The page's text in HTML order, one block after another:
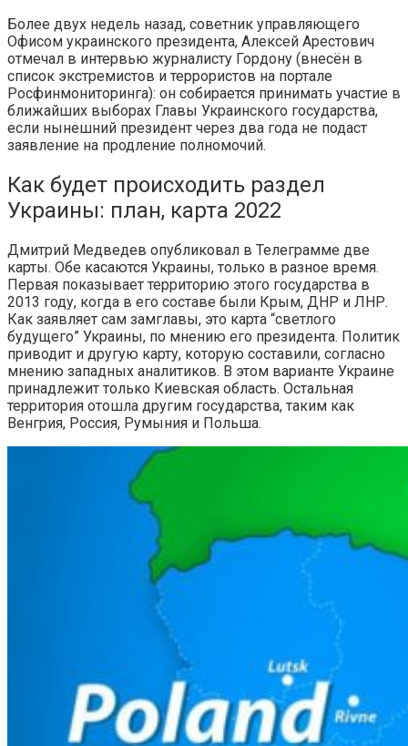
Более двух недель назад, советник управляющего
Офисом украинского президента, Алексей Арестович
отмечал в интервью журналисту Гордону (внесён в
список экстремистов и террористов на портале
Росфинмониторинга): он собирается принимать участие в
ближайших выборах Главы Украинского государства,
если нынешний президент через два года не подаст
заявление на продление полномочий.
Как будет происходить раздел
Украины: план, карта 2022
Дмитрий Медведев опубликовал в Телеграмме две
карты. Обе касаются Украины, только в разное время.
Первая показывает территорию этого государства в
2013 году, когда в его составе были Крым, ДНР и ЛНР.
Как заявляет сам замглавы, это карта “светлого
будущего” Украины, по мнению его президента. Политик
приводит и другую карту, которую составили, согласно
мнению западных аналитиков. В этом варианте Украине
принадлежит только Киевская область. Остальная
территория отошла другим государства, таким как
Венгрия, Россия, Румыния и Польша.